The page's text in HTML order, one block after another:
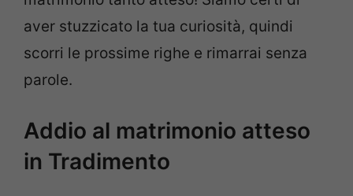
aver stuzzicato la tua curiosità, quindi
scorri le prossime righe e rimarrai senza
parole.
Addio al matrimonio atteso
in Tradimento